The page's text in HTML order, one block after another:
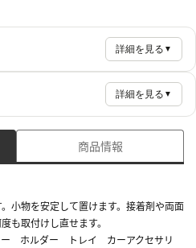
詳細を見る ▼
詳細を見る ▼
商品情報
小物を安定して置けます。接着剤や両面
も取付けし直せます。
ー ホルダー トレイ カーアクセサリ